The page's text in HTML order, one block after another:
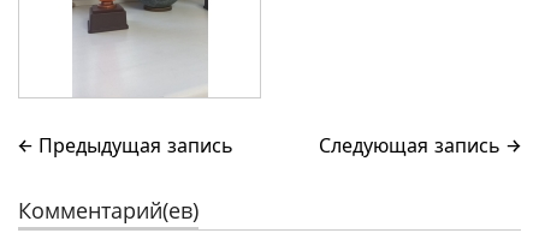
← Предыдущая запись Следующая запись →
Комментарий(ев)